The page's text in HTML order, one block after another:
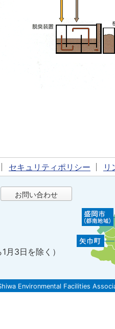
セキュリティポリシー リ
お問い合わせ
3日を除く）
Environmental Facilities